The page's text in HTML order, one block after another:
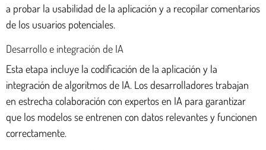
a probar la usabilidad de la aplicación y a recopilar comentarios
de los usuarios potenciales.
Desarrollo e integración de IA
Esta etapa incluye la codificación de la aplicación y la
integración de algoritmos de IA. Los desarrolladores trabajan
en estrecha colaboración con expertos en IA para garantizar
que los modelos se entrenen con datos relevantes y funcionen
correctamente.